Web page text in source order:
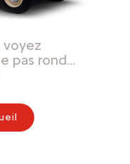
voyez
pas rond…